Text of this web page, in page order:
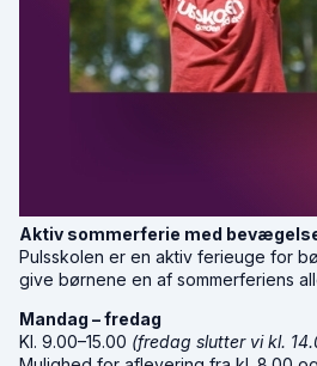
Aktiv sommerferie med
Pulsskolen er en aktiv ferieuge for
give børnene en af sommerferiens
Mandag – fredag
Kl. 9.00–15.00 (fredag slutter vi kl.